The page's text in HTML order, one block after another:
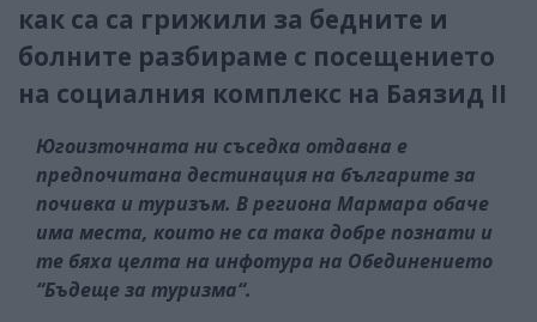
как са са грижили за бедните и
болните разбираме с посещението
на социалния комплекс на Баязид II
Югоизточната ни съседка отдавна е
предпочитана дестинация на българите за
почивка и туризъм. В региона Мармара обаче
има места, които не са така добре познати и
те бяха целта на инфотура на Обединението
“Бъдеще за туризма“.